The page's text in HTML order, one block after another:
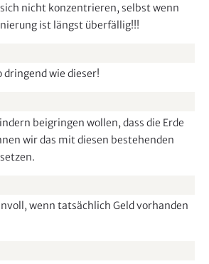
nicht konzentrieren, selbst wenn
ist längst überfällig!!!
dringend wie dieser!
beigringen wollen, dass die Erde
wir das mit diesen bestehenden
wenn tatsächlich Geld vorhanden